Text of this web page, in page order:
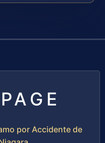
por Accidente de